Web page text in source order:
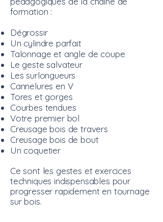
formation :
Dégrossir
Un cylindre parfait
Talonnage et angle de coupe
Le geste salvateur
Les surlongueurs
Cannelures en V
Tores et gorges
Courbes tendues
Votre premier bol
Creusage bois de travers
Creusage bois de bout
Un coquetier
Ce sont les gestes et exercices
techniques indispensables pour
progresser rapidement en tournage
sur bois.